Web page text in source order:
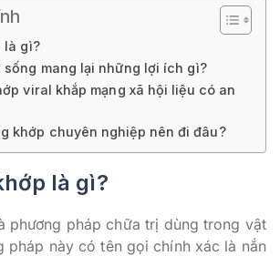
là gì?
sống mang lại những lợi ích gì?
viral khắp mạng xã hội liệu có an
khớp chuyên nghiệp nên đi đâu?
là gì?
phương pháp chữa trị dùng trong vật
pháp này có tên gọi chính xác là nắn